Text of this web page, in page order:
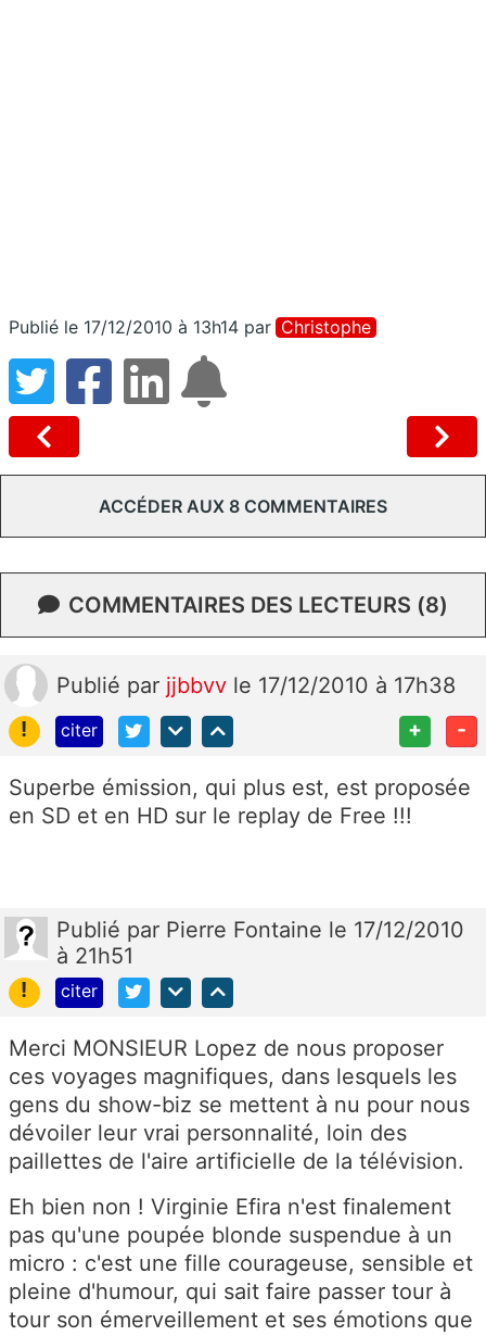
Publié le 17/12/2010 à 13h14 par Christophe
ACCÉDER AUX 8 COMMENTAIRES
COMMENTAIRES DES LECTEURS (8)
Publié par jjbbvv le 17/12/2010 à 17h38
!
citer + -
Superbe émission, qui plus est, est proposée
en SD et en HD sur le replay de Free !!!
Publié par Pierre Fontaine le 17/12/2010
à 21h51
!
citer
Merci MONSIEUR Lopez de nous proposer
ces voyages magnifiques, dans lesquels les
gens du show-biz se mettent à nu pour nous
dévoiler leur vrai personnalité, loin des
paillettes de l'aire artificielle de la télévision.
Eh bien non ! Virginie Efira n'est finalement
pas qu'une poupée blonde suspendue à un
micro : c'est une fille courageuse, sensible et
pleine d'humour, qui sait faire passer tour à
tour son émerveillement et ses émotions que